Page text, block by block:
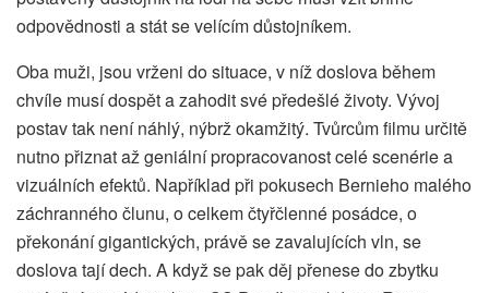
odpovědnosti a stát se velícím důstojníkem.
Oba muži, jsou vrženi do situace, v níž doslova během
chvíle musí dospět a zahodit své předešlé životy. Vývoj
postav tak není náhlý, nýbrž okamžitý. Tvůrcům filmu určitě
nutno přiznat až geniální propracovanost celé scenérie a
vizuálních efektů. Například při pokusech Bernieho malého
záchranného člunu, o celkem čtyřčlenné posádce, o
překonání gigantických, právě se zavalujících vln, se
doslova tají dech. A když se pak děj přenese do zbytku